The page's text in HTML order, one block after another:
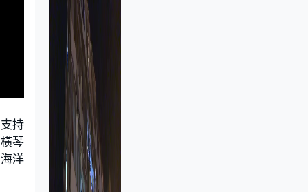
持
琴
洋